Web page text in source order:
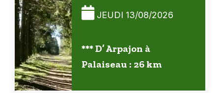
JEUDI 13/08/2026
*** D’ Arpajon à
Palaiseau : 26 km